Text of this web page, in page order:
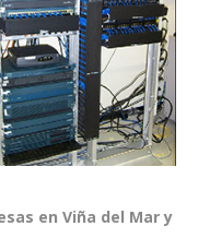
en Viña del Mar y